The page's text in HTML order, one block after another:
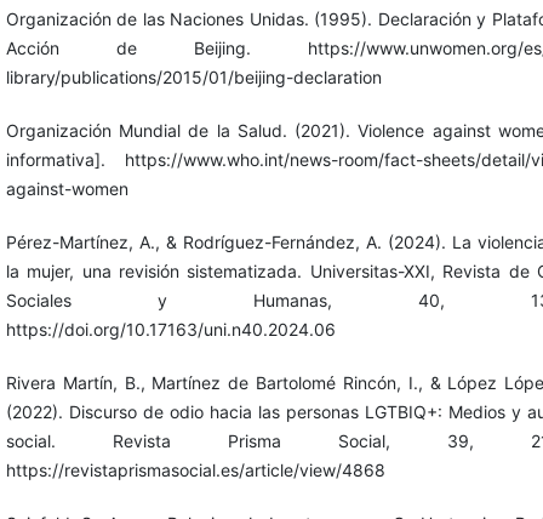
Organización de las Naciones Unidas. (1995). Declaración y
Acción de Beijing. https://www.unwomen.org/es/
library/publications/2015/01/beijing-declaration
Organización Mundial de la Salud. (2021). Violence against
informativa]. https://www.who.int/news-room/fact-sheets/detail/
against-women
Pérez-Martínez, A., & Rodríguez-Fernández, A. (2024). La
la mujer, una revisión sistematizada. Universitas-XXI, Revista de
Sociales y Humanas, 40, 139-
https://doi.org/10.17163/uni.n40.2024.06
Rivera Martín, B., Martínez de Bartolomé Rincón, I., & López
(2022). Discurso de odio hacia las personas LGTBIQ+: Medios y
social. Revista Prisma Social, 39,
https://revistaprismasocial.es/article/view/4868